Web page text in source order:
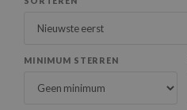
MINIMUM STERREN